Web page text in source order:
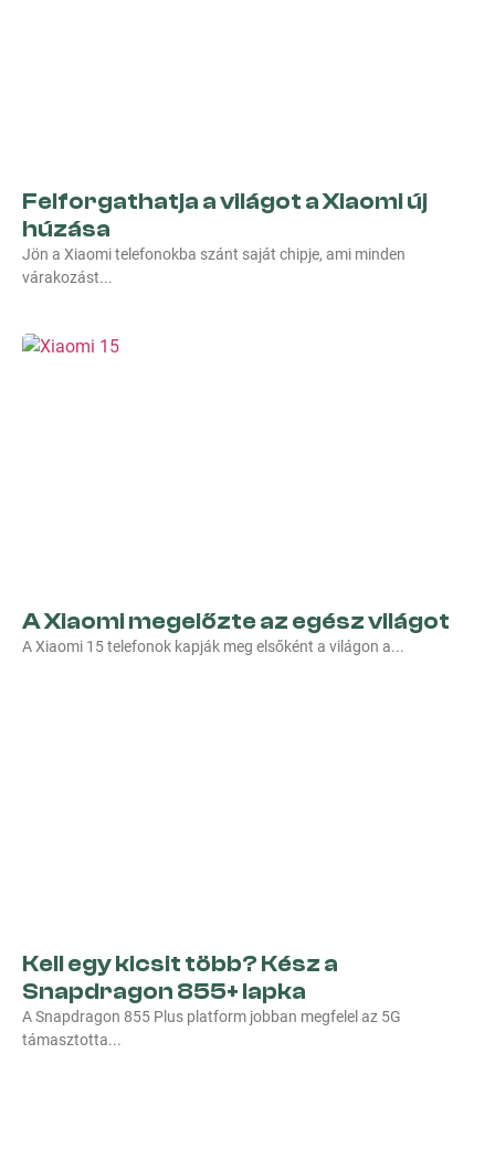
Felforgathatja a világot a Xiaomi új
húzása
Jön a Xiaomi telefonokba szánt saját chipje, ami minden
várakozást
A Xiaomi megelőzte az egész világot
A Xiaomi 15 telefonok kapják meg elsőként a világon a
Kell egy kicsit több? Kész a
Snapdragon 855+ lapka
A Snapdragon 855 Plus platform jobban megfelel az 5G
támasztotta